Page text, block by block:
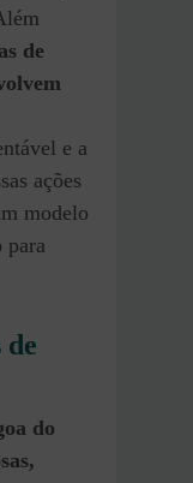
de
e a
ações
modelo
para
de
do